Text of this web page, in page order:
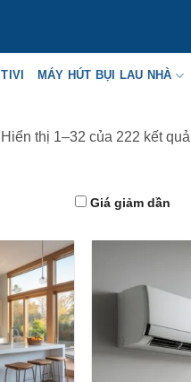
TIVI MÁY HÚT BỤI LAU NHÀ
Hiển thị 1–32 của 222 kết quả
Giá giảm dần